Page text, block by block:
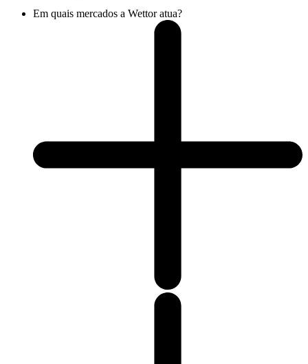
Em quais mercados a Wettor atua?